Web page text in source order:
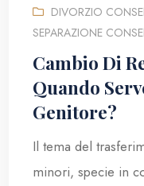
DIVORZIO
SEPARAZIONE
Cambio Di
Quando
Genitore?
Il tema del
minori, specie in